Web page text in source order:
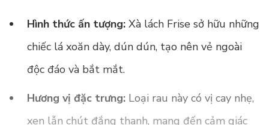
Hình thức ấn tượng: Xà lách Frise sở hữu những
chiếc lá xoăn dày, dún dún, tạo nên vẻ ngoài
độc đáo và bắt mắt.
Hương vị đặc trưng: Loại rau này có vị cay nhẹ,
xen lẫn chút đắng thanh, mang đến cảm giác